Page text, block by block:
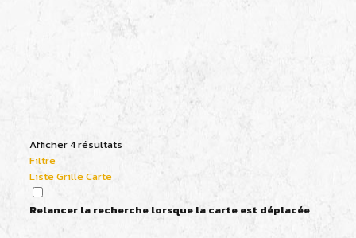
Afficher 4 résultats
Filtre
ListeGrilleCarte
Relancer la recherche lorsque la carte est déplacée